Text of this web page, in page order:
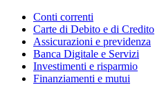
Conti correnti
Carte di Debito e di Credito
Assicurazioni e previdenza
Banca Digitale e Servizi
Investimenti e risparmio
Finanziamenti e mutui